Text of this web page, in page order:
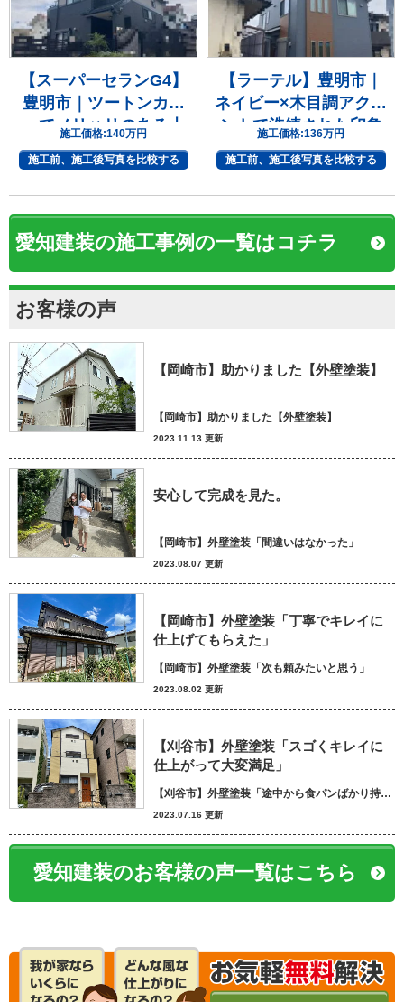
【スーパーセランG4】
豊明市｜ツートンカラ
ーでメリハリのある上
質な住まいへ
施工価格:140万円
施工前、施工後写真を比較する
【ラーテル】豊明市｜
ネイビー×木目調アクセ
ントで洗練された印象
へ
施工価格:136万円
施工前、施工後写真を比較する
愛知建装の施工事例の一覧はコチラ
お客様の声
【岡崎市】助かりました【外壁塗装】
【岡崎市】助かりました【外壁塗装】
2023.11.13 更新
安心して完成を見た。
【岡崎市】外壁塗装「間違いはなかった」
2023.08.07 更新
【岡崎市】外壁塗装「丁寧でキレイに
仕上げてもらえた」
【岡崎市】外壁塗装「次も頼みたいと思う」
2023.08.02 更新
【刈谷市】外壁塗装「スゴくキレイに
仕上がって大変満足」
【刈谷市】外壁塗装「途中から食パンばかり持ってきてパン屋さんかと思いました笑」
2023.07.16 更新
愛知建装のお客様の声一覧はこちら